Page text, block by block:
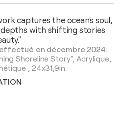
captures the ocean's soul,
with shifting stories
en décembre 2024:
Shoreline Story", Acrylique,
, 24x31,9in